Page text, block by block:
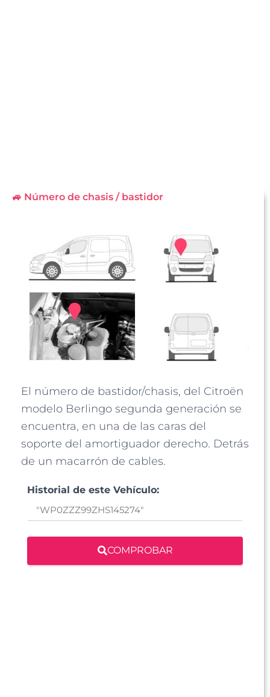
🚙 Número de chasis / bastidor
El número de bastidor/chasis, del Citroën
modelo Berlingo segunda generación se
encuentra, en una de las caras del
soporte del amortiguador derecho. Detrás
de un macarrón de cables.
Historial de este Vehículo:
COMPROBAR